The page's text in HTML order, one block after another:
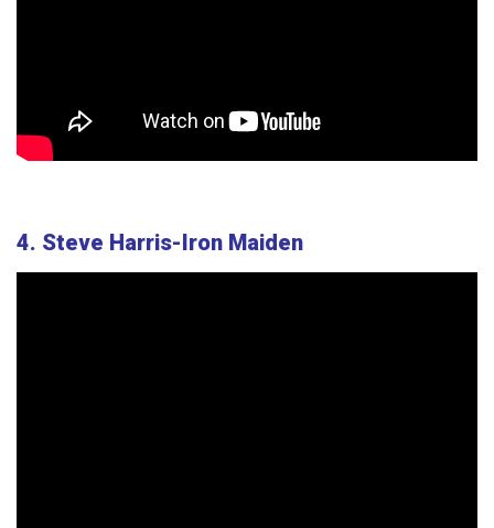
4. Steve Harris-Iron Maiden